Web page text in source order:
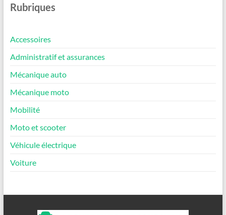
Rubriques
Accessoires
Administratif et assurances
Mécanique auto
Mécanique moto
Mobilité
Moto et scooter
Véhicule électrique
Voiture